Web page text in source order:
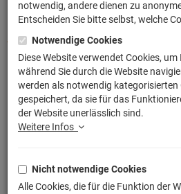
Japan Godzilla T-Shirt
Artikelnummer: TLM2151KT
notwendig, andere dienen zu
Entscheiden Sie bitte selbst, welche
Notwendige Cookies
Diese Website verwendet Cookies,
während Sie durch die Website
werden als notwendig kategorisierten
gespeichert, da sie für das
der Website unerlässlich sind.
Weitere Infos
Nicht notwendige Cookies
Alle Cookies, die für die Funktion der